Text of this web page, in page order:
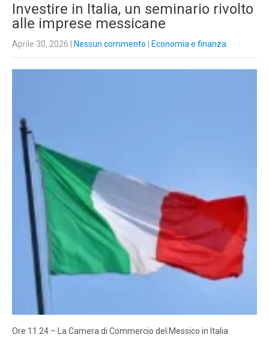
Investire in Italia, un seminario rivolto
alle imprese messicane
Aprile 30, 2026 Nessun commento Economia e finanza
Ore 11.24 – La Camera di Commercio del Messico in Italia